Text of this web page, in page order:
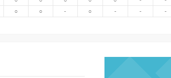
○ ○ - ○ - - -